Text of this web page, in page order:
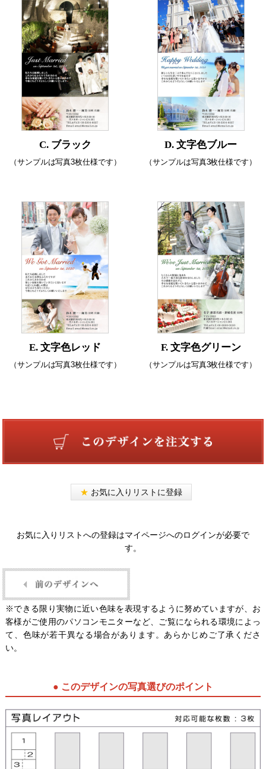
C. ブラック
（サンプルは写真3枚仕様です）
D. 文字色ブルー
（サンプルは写真3枚仕様です）
E. 文字色レッド
（サンプルは写真3枚仕様です）
F. 文字色グリーン
（サンプルは写真3枚仕様です）
★ お気に入りリストに登録
お気に入りリストへの登録はマイページへのログインが必要で
す。
※できる限り実物に近い色味を表現するように努めていますが、お
客様がご使用のパソコンモニターなど、ご覧になられる環境によっ
て、色味が若干異なる場合があります。あらかじめご了承くださ
い。
● このデザインの写真選びのポイント